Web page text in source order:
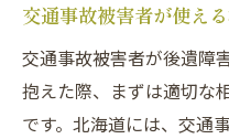
交通事故被害者が使え
交通事故被害者が後遺障
抱えた際、まずは適切な
です。北海道には、交通